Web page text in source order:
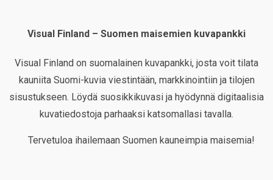
Visual Finland – Suomen maisemien kuvapankki
Visual Finland on suomalainen kuvapankki, josta voit tilata
kauniita Suomi-kuvia viestintään, markkinointiin ja tilojen
sisustukseen. Löydä suosikkikuvasi ja hyödynnä digitaalisia
kuvatiedostoja parhaaksi katsomallasi tavalla.
Tervetuloa ihailemaan Suomen kauneimpia maisemia!